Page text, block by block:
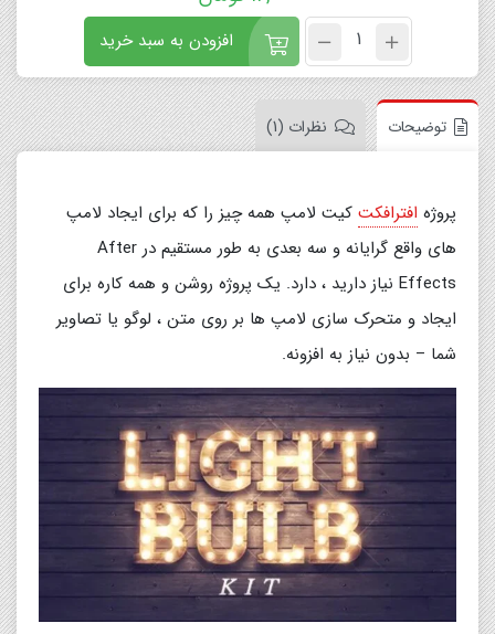
افزودن به سبد خرید
توضیحات نظرات (1)
پروژه افترافکت کیت لامپ همه چیز را که برای ایجاد لامپ
های واقع گرایانه و سه بعدی به طور مستقیم در After
Effects نیاز دارید ، دارد. یک پروژه روشن و همه کاره برای
ایجاد و متحرک سازی لامپ ها بر روی متن ، لوگو یا تصاویر
شما – بدون نیاز به افزونه.